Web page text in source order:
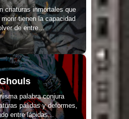
criaturas inmortales que
tienen la capacidad
de entre...
palabra conjura
pálidas y deformes,
entre lápidas...